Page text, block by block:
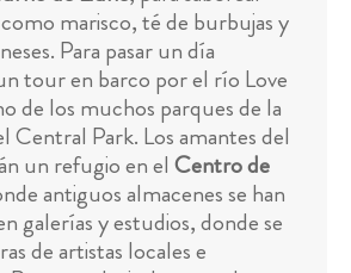
marisco, té de burbujas y
Para pasar un día
tour en barco por el río Love
de los muchos parques de la
Central Park. Los amantes del
un refugio en el Centro de
antiguos almacenes se han
galerías y estudios, donde se
de artistas locales e